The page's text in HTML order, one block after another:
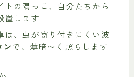
トの隅っこ、自分たちから
置します
は、虫が寄り付きにくい波
ンで、薄暗〜く照らします